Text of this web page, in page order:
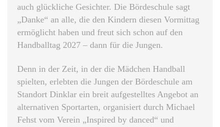
auch glückliche Gesichter. Die Bördeschule sagt
„Danke“ an alle, die den Kindern diesen Vormittag
ermöglicht haben und freut sich schon auf den
Handballtag 2027 – dann für die Jungen.
Denn in der Zeit, in der die Mädchen Handball
spielten, erlebten die Jungen der Bördeschule am
Standort Dinklar ein breit aufgestelltes Angebot an
alternativen Sportarten, organisiert durch Michael
Fehst vom Verein „Inspired by danced“ und